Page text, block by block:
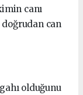
canı
can
olduğunu